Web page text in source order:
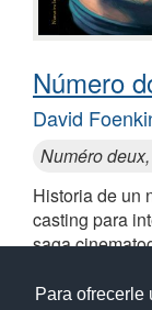
Para ofrecerle
Número
David
Numéro
Historia de un
casting para
saga
fracaso, la
propio camino